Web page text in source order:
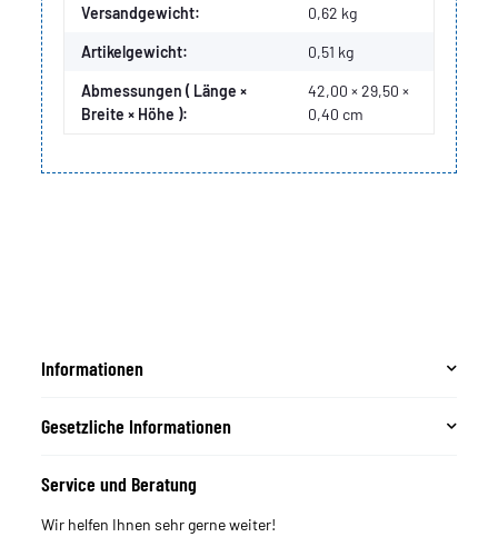
Produkteigenschaft
Wert
Versandgewicht: 0,62 kg
Artikelgewicht: 0,51 kg
Abmessungen ( Länge ×
Breite × Höhe ):
42,00 × 29,50 ×
0,40 cm
Informationen
Gesetzliche Informationen
Service und Beratung
Wir helfen Ihnen sehr gerne weiter!